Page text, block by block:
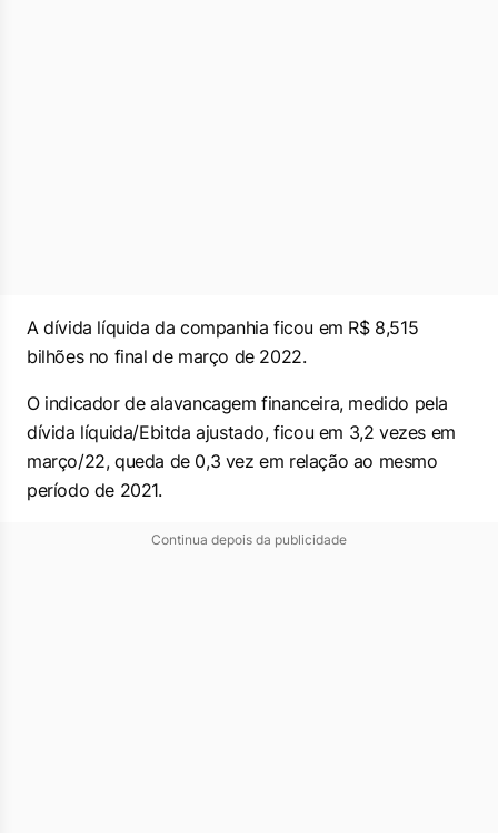
A dívida líquida da companhia ficou em R$ 8,515
bilhões no final de março de 2022.
O indicador de alavancagem financeira, medido pela
dívida líquida/Ebitda ajustado, ficou em 3,2 vezes em
março/22, queda de 0,3 vez em relação ao mesmo
período de 2021.
Continua depois da publicidade